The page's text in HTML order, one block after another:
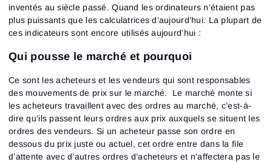
inventés au siècle passé. Quand les ordinateurs n’étaient pas
plus puissants que les calculatrices d’aujourd’hui. La plupart de
ces indicateurs sont encore utilisés aujourd’hui :
Qui pousse le marché et pourquoi
Ce sont les acheteurs et les vendeurs qui sont responsables
des mouvements de prix sur le marché. Le marché monte si
les acheteurs travaillent avec des ordres au marché, c’est-à-
dire qu’ils passent leurs ordres aux prix auxquels se situent les
ordres des vendeurs. Si un acheteur passe son ordre en
dessous du prix juste ou actuel, cet ordre entre dans la file
d’attente avec d’autres ordres d’acheteurs et n’affectera pas le